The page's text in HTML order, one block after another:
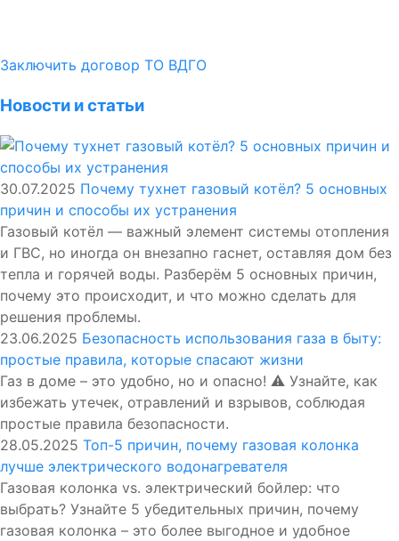
Заключить договор ТО ВДГО
Новости и статьи
30.07.2025 Почему тухнет газовый котёл? 5 основных
причин и способы их устранения
Газовый котёл — важный элемент системы отопления
и ГВС, но иногда он внезапно гаснет, оставляя дом без
тепла и горячей воды. Разберём 5 основных причин,
почему это происходит, и что можно сделать для
решения проблемы.
23.06.2025 Безопасность использования газа в быту:
простые правила, которые спасают жизни
Газ в доме – это удобно, но и опасно! ⚠️ Узнайте, как
избежать утечек, отравлений и взрывов, соблюдая
простые правила безопасности.
28.05.2025 Топ-5 причин, почему газовая колонка
лучше электрического водонагревателя
Газовая колонка vs. электрический бойлер: что
выбрать? Узнайте 5 убедительных причин, почему
газовая колонка – это более выгодное и удобное